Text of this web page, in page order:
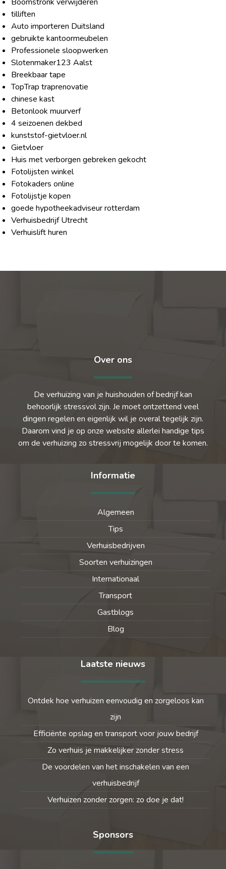
tilliften
Auto importeren Duitsland
gebruikte kantoormeubelen
Professionele sloopwerken
Slotenmaker123 Aalst
Breekbaar tape
TopTrap traprenovatie
chinese kast
Betonlook muurverf
4 seizoenen dekbed
kunststof-gietvloer.nl
Gietvloer
Huis met verborgen gebreken gekocht
Fotolijsten winkel
Fotokaders online
Fotolijstje kopen
goede hypotheekadviseur rotterdam
Verhuisbedrijf Utrecht
Verhuislift huren
Over ons
De verhuizing van je huishouden of bedrijf kan
behoorlijk stressvol zijn. Je moet ontzettend veel
dingen regelen en eigenlijk wil je overal tegelijk zijn.
Daarom vind je op onze website allerlei handige tips
om de verhuizing zo stressvrij mogelijk door te komen.
Informatie
Algemeen
Tips
Verhuisbedrijven
Soorten verhuizingen
Internationaal
Transport
Gastblogs
Blog
Laatste nieuws
Ontdek hoe verhuizen eenvoudig en zorgeloos kan
zijn
Efficiënte opslag en transport voor jouw bedrijf
Zo verhuis je makkelijker zonder stress
De voordelen van het inschakelen van een
verhuisbedrijf
Verhuizen zonder zorgen: zo doe je dat!
Sponsors